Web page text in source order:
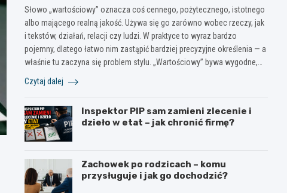
Słowo „wartościowy” oznacza coś cennego, pożytecznego, istotnego
albo mającego realną jakość. Używa się go zarówno wobec rzeczy, jak
i tekstów, działań, relacji czy ludzi. W praktyce to wyraz bardzo
pojemny, dlatego łatwo nim zastąpić bardziej precyzyjne określenia — a
właśnie tu zaczyna się problem stylu. „Wartościowy” bywa wygodne,…
Czytaj dalej
Inspektor PIP sam zamieni zlecenie i
dzieło w etat – jak chronić firmę?
Zachowek po rodzicach – komu
przysługuje i jak go dochodzić?